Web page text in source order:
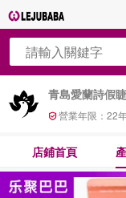
青島愛蘭詩假
營業年限： 22
店鋪首頁